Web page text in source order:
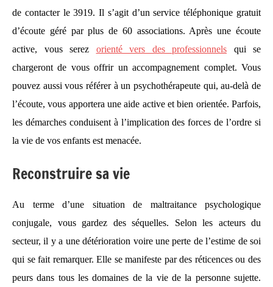
de contacter le 3919. Il s’agit d’un service téléphonique gratuit
d’écoute géré par plus de 60 associations. Après une écoute
active, vous serez orienté vers des professionnels qui se
chargeront de vous offrir un accompagnement complet. Vous
pouvez aussi vous référer à un psychothérapeute qui, au-delà de
l’écoute, vous apportera une aide active et bien orientée. Parfois,
les démarches conduisent à l’implication des forces de l’ordre si
la vie de vos enfants est menacée.
Reconstruire sa vie
Au terme d’une situation de maltraitance psychologique
conjugale, vous gardez des séquelles. Selon les acteurs du
secteur, il y a une détérioration voire une perte de l’estime de soi
qui se fait remarquer. Elle se manifeste par des réticences ou des
peurs dans tous les domaines de la vie de la personne sujette.